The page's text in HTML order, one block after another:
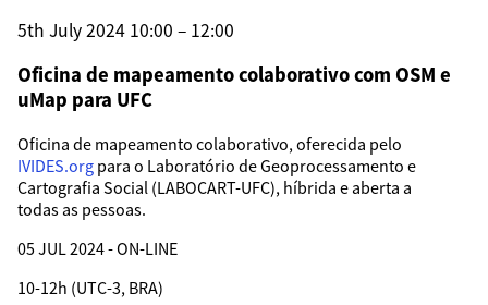
5th July 2024 10:00 – 12:00
Oficina de mapeamento colaborativo com OSM e
uMap para UFC
Oficina de mapeamento colaborativo, oferecida pelo
IVIDES.org para o Laboratório de Geoprocessamento e
Cartografia Social (LABOCART-UFC), híbrida e aberta a
todas as pessoas.
05 JUL 2024 - ON-LINE
10-12h (UTC-3, BRA)